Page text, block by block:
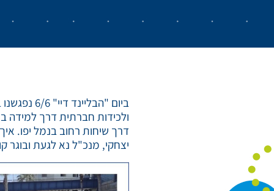
ביום
ולכידות חברתית דרך למידה
דרך שיחות רחוב בנמל יפו.
יצחקי, מנכ"ל נא לגעת ובוגר קו. לאב 05 שהרחיב על העשייה המגוונת של המרכז